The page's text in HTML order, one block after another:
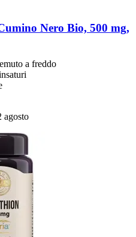
Nero Bio, 500 mg,
a freddo
agosto